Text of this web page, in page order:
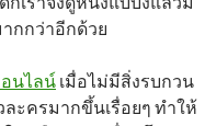
กกว่าอีกด้วย
นไลน์ เมื่อไม่มีสิ่งรบกวน
ะครมากขึ้นเรื่อยๆ ทำให้